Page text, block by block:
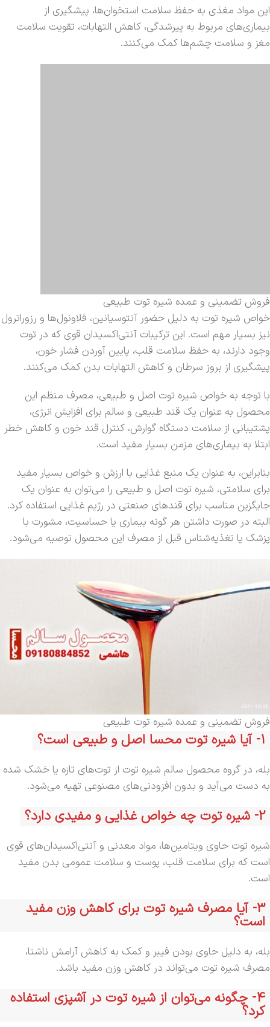
این مواد مغذی به حفظ سلامت استخوان‌ها، پیشگیری از
بیماری‌های مربوط به پیرشدگی، کاهش التهابات، تقویت سلامت
مغز و سلامت چشم‌ها کمک می‌کنند.
فروش تضمینی و عمده شیره توت طبیعی
خواص شیره توت به دلیل حضور آنتوسیانین، فلاونول‌ها و رزوراترول
نیز بسیار مهم است. این ترکیبات آنتی‌اکسیدان قوی که در توت
وجود دارند، به حفظ سلامت قلب، پایین آوردن فشار خون،
پیشگیری از بروز سرطان و کاهش التهابات بدن کمک می‌کنند.
با توجه به خواص شیره توت اصل و طبیعی، مصرف منظم این
محصول به عنوان یک قند طبیعی و سالم برای افزایش انرژی،
پشتیبانی از سلامت دستگاه گوارش، کنترل قند خون و کاهش خطر
ابتلا به بیماری‌های مزمن بسیار مفید است.
بنابراین، به عنوان یک منبع غذایی با ارزش و خواص بسیار مفید
برای سلامتی، شیره توت اصل و طبیعی را می‌توان به عنوان یک
جایگزین مناسب برای قندهای صنعتی در رژیم غذایی استفاده کرد.
البته در صورت داشتن هر گونه بیماری یا حساسیت، مشورت با
پزشک یا تغذیه‌شناس قبل از مصرف این محصول توصیه می‌شود.
فروش تضمینی و عمده شیره توت طبیعی
1- آیا شیره توت محسا اصل و طبیعی است؟
بله، در گروه محصول سالم شیره توت از توت‌های تازه یا خشک شده
به دست می‌آید و بدون افزودنی‌های مصنوعی تهیه می‌شود.
2- شیره توت چه خواص غذایی و مفیدی دارد؟
شیره توت حاوی ویتامین‌ها، مواد معدنی و آنتی‌اکسیدان‌های قوی
است که برای سلامت قلب، پوست و سلامت عمومی بدن مفید
است.
3- آیا مصرف شیره توت برای کاهش وزن مفید
است؟
بله، به دلیل حاوی بودن فیبر و کمک به کاهش آرامش ناشتا،
مصرف شیره توت می‌تواند در کاهش وزن مفید باشد.
4- چگونه می‌توان از شیره توت در آشپزی استفاده
کرد؟